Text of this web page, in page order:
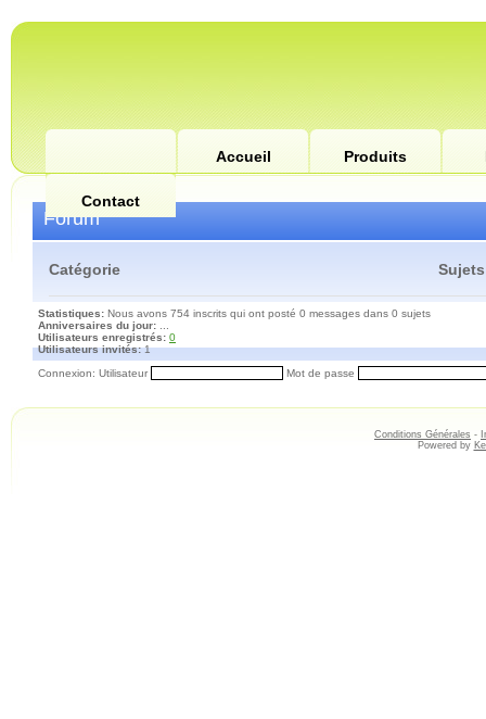
Accueil Produits
Contact
Forum
Catégorie Sujets
Statistiques: Nous avons 754 inscrits qui ont posté 0 messages dans 0 sujets
Anniversaires du jour:
Utilisateurs enregistrés: 0
Utilisateurs invités:1
Connexion: Utilisateur
Mot de passe
Conditions Générales -
Powered by